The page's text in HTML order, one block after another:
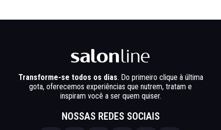
Transforme-se todos os dias. Do primeiro clique à última
gota, oferecemos experiências que nutrem, tratam e
inspiram você a ser quem quiser.
NOSSAS REDES SOCIAIS